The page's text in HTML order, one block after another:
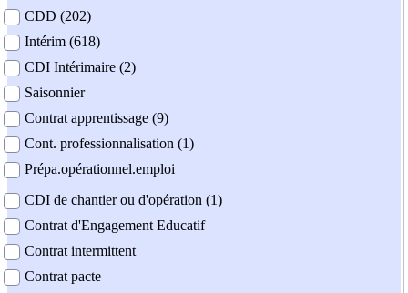
CDD (202)
Intérim (618)
CDI Intérimaire (2)
Saisonnier
Contrat apprentissage (9)
Cont. professionnalisation (1)
Prépa.opérationnel.emploi
CDI de chantier ou d'opération (1)
Contrat d'Engagement Educatif
Contrat intermittent
Contrat pacte